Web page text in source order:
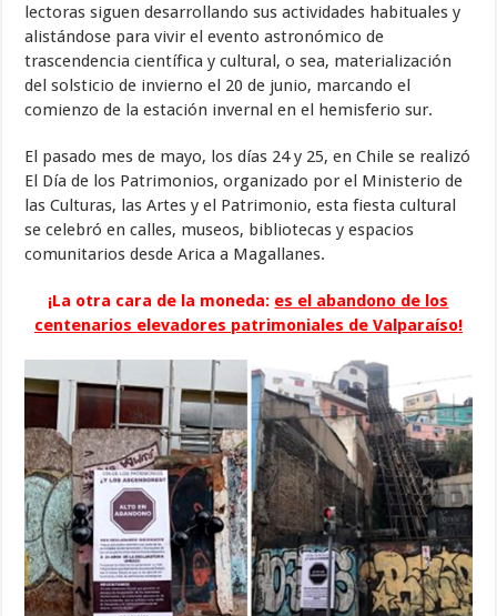
lectoras siguen desarrollando sus actividades habituales y
alistándose para vivir el evento astronómico de
trascendencia científica y cultural, o sea, materialización
del solsticio de invierno el 20 de junio, marcando el
comienzo de la estación invernal en el hemisferio sur.
El pasado mes de mayo, los días 24 y 25, en Chile se realizó
El Día de los Patrimonios, organizado por el Ministerio de
las Culturas, las Artes y el Patrimonio, esta fiesta cultural
se celebró en calles, museos, bibliotecas y espacios
comunitarios desde Arica a Magallanes.
¡La otra cara de la moneda: es el abandono de los
centenarios elevadores patrimoniales de Valparaíso!